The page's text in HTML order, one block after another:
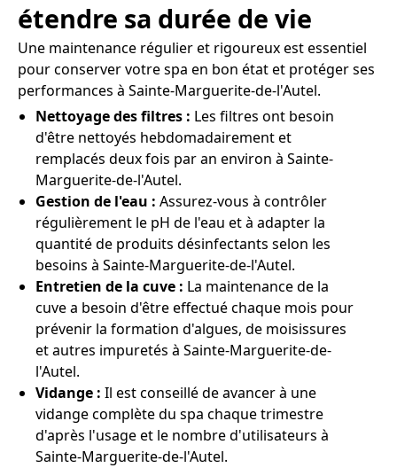
étendre sa durée de vie
Une maintenance régulier et rigoureux est essentiel
pour conserver votre spa en bon état et protéger ses
performances à Sainte-Marguerite-de-l'Autel.
Nettoyage des filtres : Les filtres ont besoin
d'être nettoyés hebdomadairement et
remplacés deux fois par an environ à Sainte-
Marguerite-de-l'Autel.
Gestion de l'eau : Assurez-vous à contrôler
régulièrement le pH de l'eau et à adapter la
quantité de produits désinfectants selon les
besoins à Sainte-Marguerite-de-l'Autel.
Entretien de la cuve : La maintenance de la
cuve a besoin d'être effectué chaque mois pour
prévenir la formation d'algues, de moisissures
et autres impuretés à Sainte-Marguerite-de-
l'Autel.
Vidange : Il est conseillé de avancer à une
vidange complète du spa chaque trimestre
d'après l'usage et le nombre d'utilisateurs à
Sainte-Marguerite-de-l'Autel.